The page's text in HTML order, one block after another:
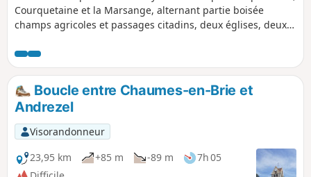
Courquetaine et la Marsange, alternant partie boisée
champs agricoles et passages citadins, deux églises, deux
Boucle entre Chaumes-en-Brie et
Andrezel
Visorandonneur
23,95 km
+85 m -89 m
7h 05